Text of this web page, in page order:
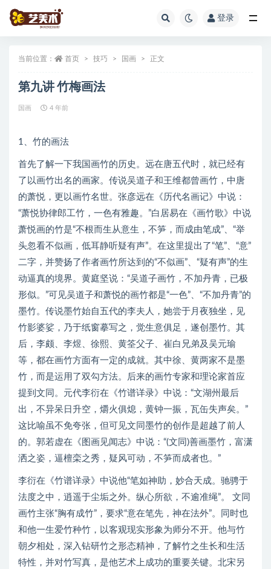
登录
当前位置： 首页 技巧 国画 正文
第九讲 竹梅画法
国画 4 年前
1、竹的画法
首先了解一下我国画竹的历史。远在唐五代时，就已经有
了以画竹出名的画家。传说吴道子和王维都曾画竹，中唐
的萧悦，更以画竹名世。张彦远在《历代名画记》中说：
“萧悦协律郎工竹，一色有雅趣。”白居易在《画竹歌》中说
萧悦画的竹是“不根而生从意生，不笋，而成由笔成”、“举
头忽看不似画，低耳静听疑有声”。在这里提出了“笔”、“意”
二字，并赞扬了作者画竹所达到的“不似画”、“疑有声”的生
动逼真的境界。黄庭坚说：“吴道子画竹，不加丹青，已极
形似。”可见吴道子和萧悦的画竹都是“一色”、“不加丹青”的
墨竹。传说墨竹始自五代的李夫人，她尝于月夜独坐，见
竹影婆娑，乃于纸窗摹写之，觉生意俱足，遂创墨竹。其
后，李颇、李煜、徐熙、黄筌父子、崔白兄弟及吴元瑜
等，都在画竹方面有一定的成就。其中徐、黄两家不是墨
竹，而是运用了双勾方法。后来的画竹专家和理论家首应
提到文同。元代李衍在《竹谱详录》中说：“文湖州最后
出，不异呆日升空，爝火俱熄，黄钟一振，瓦缶失声矣。”
这比喻虽不免夸张，但可见文同墨竹的创作是超越了前人
的。郭若虚在《图画见闻志》中说：“(文同)善画墨竹，富潇
洒之姿，逼檀栾之秀，疑风可动，不笋而成者也。”
李衍在《竹谱详录》中说他“笔如神助，妙合天成。驰骋于
法度之中，逍遥于尘垢之外。纵心所欲，不逾准绳”。 文同
画竹主张“胸有成竹”，要求“意在笔先，神在法外”。同时也
和他一生爱竹种竹，以客观现实形象为师分不开。他与竹
朝夕相处，深入钻研竹之形态精神，了解竹之生长和生活
特性，并对竹写真，是他艺术上成功的重要关键。北宋另